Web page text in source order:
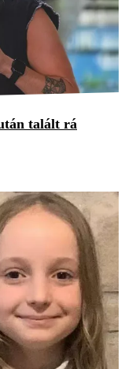
talált rá